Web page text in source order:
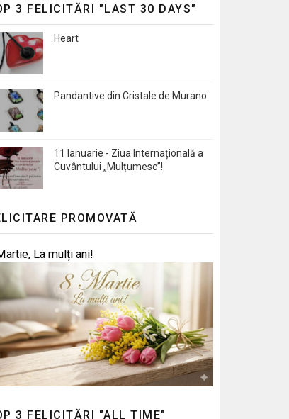
3 FELICITĂRI "LAST 30 DAYS"
Heart
Pandantive din Cristale de Murano
11 Ianuarie - Ziua Internațională a
Cuvântului „Mulțumesc”!
PROMOVATĂ
La mulți ani!
3 FELICITĂRI "ALL TIME"